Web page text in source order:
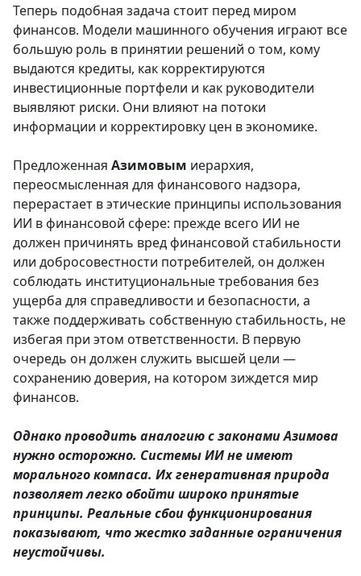
Теперь подобная задача стоит перед миром
финансов. Модели машинного обучения играют все
большую роль в принятии решений о том, кому
выдаются кредиты, как корректируются
инвестиционные портфели и как руководители
выявляют риски. Они влияют на потоки
информации и корректировку цен в экономике.
Предложенная Азимовым иерархия,
переосмысленная для финансового надзора,
перерастает в этические принципы использования
ИИ в финансовой сфере: прежде всего ИИ не
должен причинять вред финансовой стабильности
или добросовестности потребителей, он должен
соблюдать институциональные требования без
ущерба для справедливости и безопасности, а
также поддерживать собственную стабильность, не
избегая при этом ответственности. В первую
очередь он должен служить высшей цели —
сохранению доверия, на котором зиждется мир
финансов.
Однако проводить аналогию с законами Азимова
нужно осторожно. Системы ИИ не имеют
морального компаса. Их генеративная природа
позволяет легко обойти широко принятые
принципы. Реальные сбои функционирования
показывают, что жестко заданные ограничения
неустойчивы.